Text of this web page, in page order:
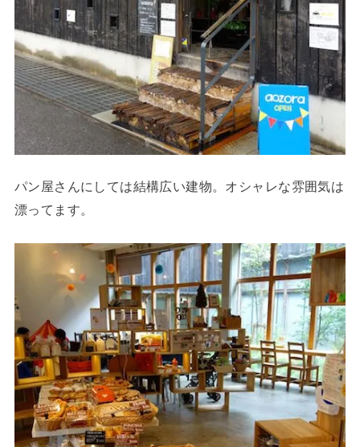
パン屋さんにしては結構広い建物。オシャレな雰囲気は
漂ってます。